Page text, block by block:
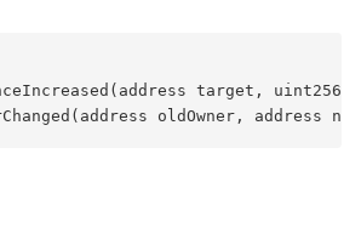
target, uint256